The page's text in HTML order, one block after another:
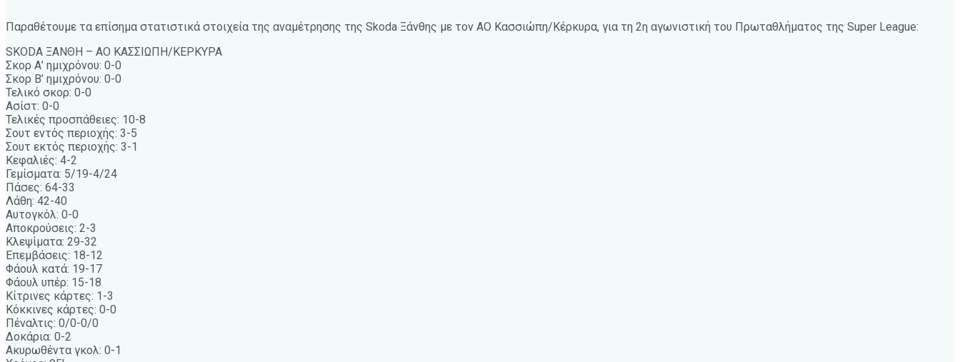
Παραθέτουμε τα επίσημα στατιστικά στοιχεία της αναμέτρησης της Skoda Ξάνθης με τον ΑΟ Κασσιώπη/Κέρκυρα, για τη 2η αγωνιστική του Πρωταθλήματος της Super League:
SKODA ΞΑΝΘΗ – ΑΟ ΚΑΣΣΙΩΠΗ/ΚΕΡΚΥΡΑ
Σκορ Α’ ημιχρόνου: 0-0
Σκορ Β’ ημιχρόνου: 0-0
Τελικό σκορ: 0-0
Ασίστ: 0-0
Τελικές προσπάθειες: 10-8
Σουτ εντός περιοχής: 3-5
Σουτ εκτός περιοχής: 3-1
Κεφαλιές: 4-2
Γεμίσματα: 5/19-4/24
Πάσες: 64-33
Λάθη: 42-40
Αυτογκόλ: 0-0
Αποκρούσεις: 2-3
Κλεψίματα: 29-32
Επεμβάσεις: 18-12
Φάουλ κατά: 19-17
Φάουλ υπέρ: 15-18
Κίτρινες κάρτες: 1-3
Κόκκινες κάρτες: 0-0
Πέναλτις: 0/0-0/0
Δοκάρια: 0-2
Ακυρωθέντα γκολ: 0-1